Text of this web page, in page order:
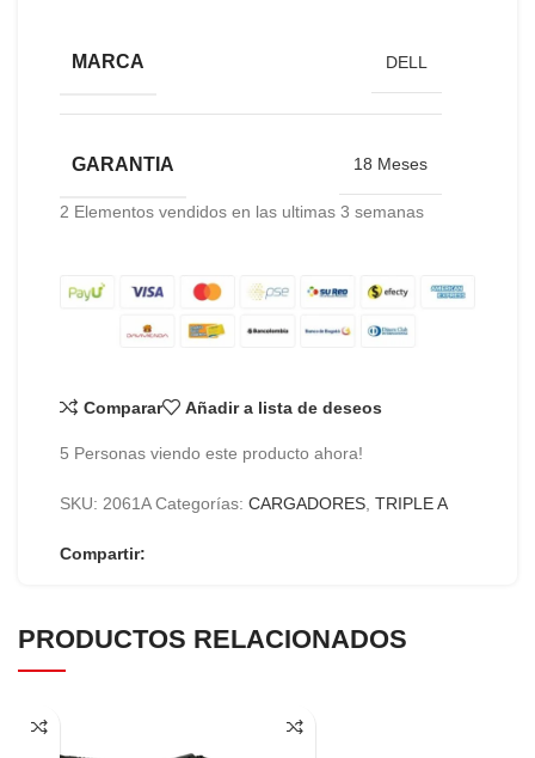
MARCA DELL
GARANTIA 18 Meses
2 Elementos vendidos en las ultimas 3 semanas
Comparar Añadir a lista de deseos
5 Personas viendo este producto ahora!
SKU: 2061ACategorías: CARGADORES TRIPLE A
Compartir:
PRODUCTOS RELACIONADOS